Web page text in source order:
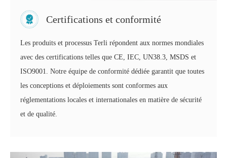
Certifications et conformité
Les produits et processus Terli répondent aux normes mondiales
avec des certifications telles que CE, IEC, UN38.3, MSDS et
ISO9001. Notre équipe de conformité dédiée garantit que toutes
les conceptions et déploiements sont conformes aux
réglementations locales et internationales en matière de sécurité
et de qualité.